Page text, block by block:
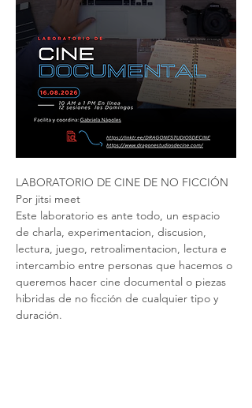
LABORATORIO DE CINE DE NO FICCIÓN
Por jitsi meet
Este laboratorio es ante todo, un espacio
de charla, experimentacion, discusion,
lectura, juego, retroalimentacion, lectura e
intercambio entre personas que hacemos o
queremos hacer cine documental o piezas
hibridas de no ficción de cualquier tipo y
duración.